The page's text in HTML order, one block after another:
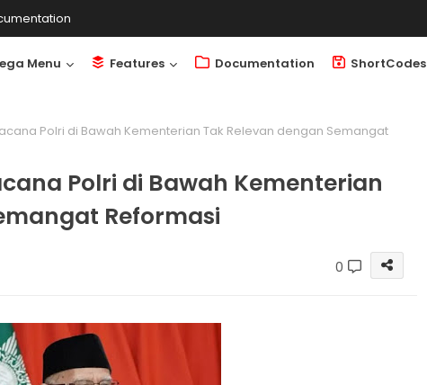
Menu Features Documentation ShortCodes
Polri di Bawah Kementerian Tak Relevan dengan Semangat
Polri di Bawah Kementerian
Reformasi
0